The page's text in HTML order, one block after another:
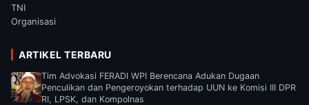
TNI
Organisasi
ARTIKEL TERBARU
Tim Advokasi FERADI WPI Berencana Adukan Dugaan
Penculikan dan Pengeroyokan terhadap UUN ke Komisi III DPR
RI, LPSK, dan Kompolnas